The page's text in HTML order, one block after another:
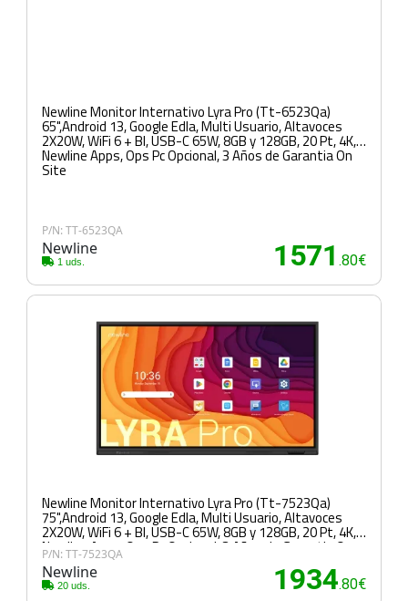
Newline Monitor Internativo Lyra Pro (Tt-6523Qa)
65",Android 13, Google Edla, Multi Usuario, Altavoces
2X20W, WiFi 6 + Bl, USB-C 65W, 8GB y 128GB, 20 Pt, 4K,
Newline Apps, Ops Pc Opcional, 3 Años de Garantia On
Site
P/N: TT-6523QA
Newline
1 uds. 1571 .80€
Newline Monitor Internativo Lyra Pro (Tt-7523Qa)
75",Android 13, Google Edla, Multi Usuario, Altavoces
2X20W, WiFi 6 + Bl, USB-C 65W, 8GB y 128GB, 20 Pt, 4K,
Newline Apps, Ops Pc Opcional, 3 Años de Garantia On
Site
P/N: TT-7523QA
Newline
20 uds. 1934.80€